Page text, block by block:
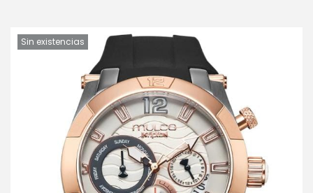
Sin existencias